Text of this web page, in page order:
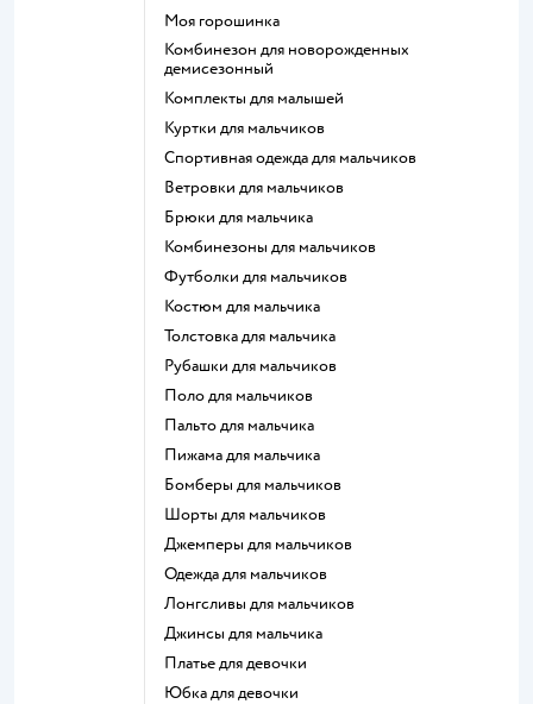
Моя горошинка
Комбинезон для новорожденных
демисезонный
Комплекты для малышей
Куртки для мальчиков
Спортивная одежда для мальчиков
Ветровки для мальчиков
Брюки для мальчика
Комбинезоны для мальчиков
Футболки для мальчиков
Костюм для мальчика
Толстовка для мальчика
Рубашки для мальчиков
Поло для мальчиков
Пальто для мальчика
Пижама для мальчика
Бомберы для мальчиков
Шорты для мальчиков
Джемперы для мальчиков
Одежда для мальчиков
Лонгсливы для мальчиков
Джинсы для мальчика
Платье для девочки
Юбка для девочки